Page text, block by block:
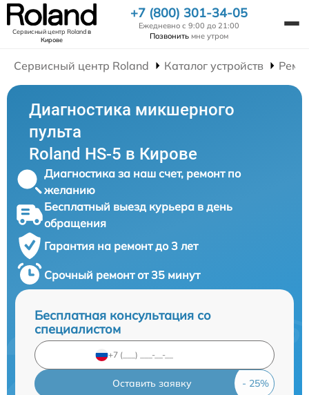
Сервисный центр Rolandв
Кирове
+7 (800) 301-34-05
Ежедневно с 9:00 до 21:00
Позвонить мне утром
Сервисный центр Roland Каталог устройств
Диагностика микшерного
пульта
Roland HS-5 в Кирове
Диагностика за наш счет, ремонт по
желанию
Бесплатный выезд курьера в день
обращения
Гарантия на ремонт до 3 лет
Срочный ремонт от 35 минут
Бесплатная консультация со
специалистом
Оставить заявку